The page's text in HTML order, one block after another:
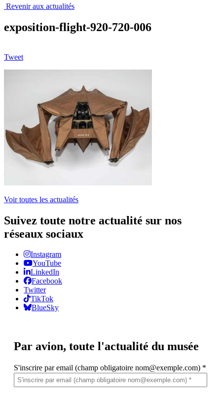
Revenir aux actualités
exposition-flight-920-720-006
Tweet
Voir toutes les actualités
Suivez toute notre actualité sur nos
réseaux sociaux
Instagram
YouTube
LinkedIn
Facebook
Twitter
TikTok
BlueSky
Par avion, toute l'actualité du musée
S'inscrire par email (champ obligatoire nom@exemple.com) *